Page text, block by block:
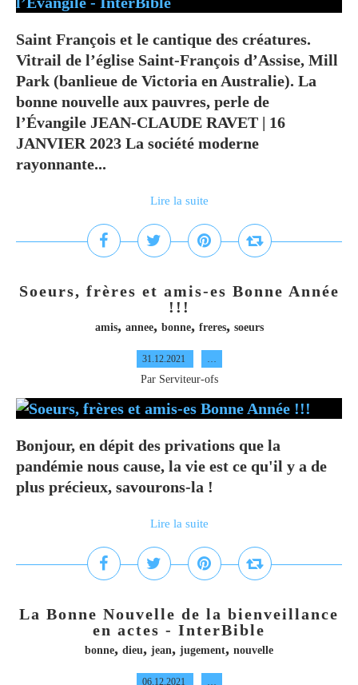
Saint François et le cantique des créatures.
Vitrail de l’église Saint-François d’Assise, Mill
Park (banlieue de Victoria en Australie). La
bonne nouvelle aux pauvres, perle de
l’Évangile JEAN-CLAUDE RAVET | 16
JANVIER 2023 La société moderne
rayonnante...
Lire la suite
Soeurs, frères et amis-es Bonne Année
!!!
amis, annee, bonne, freres, soeurs
31.12.2021 …
Par Serviteur-ofs
Bonjour, en dépit des privations que la
pandémie nous cause, la vie est ce qu'il y a de
plus précieux, savourons-la !
Lire la suite
La Bonne Nouvelle de la bienveillance
en actes - InterBible
bonne, dieu, jean, jugement, nouvelle
06.12.2021 …